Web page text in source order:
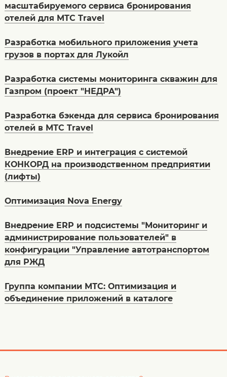
масштабируемого сервиса бронирования
отелей для MTC Travel
Разработка мобильного приложения учета
грузов в портах для Лукойл
Разработка системы мониторинга скважин для
Газпром (проект "НЕДРА")
Разработка бэкенда для сервиса бронирования
отелей в МТС Travel
Внедрение ERP и интеграция с системой
КОНКОРД на производственном предприятии
(лифты)
Оптимизация Nova Energy
Внедрение ERP и подсистемы "Мониторинг и
администрирование пользователей" в
конфигурации "Управление автотранспортом
для РЖД
Группа компании МТС: Оптимизация и
объединение приложений в каталоге